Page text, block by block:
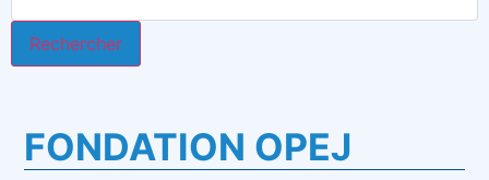
FONDATION OPEJ